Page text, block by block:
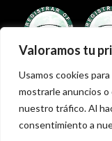
Valoramos tu
Usamos cookies
mostrarle anuncios o
nuestro tráfico. Al
consentimiento a